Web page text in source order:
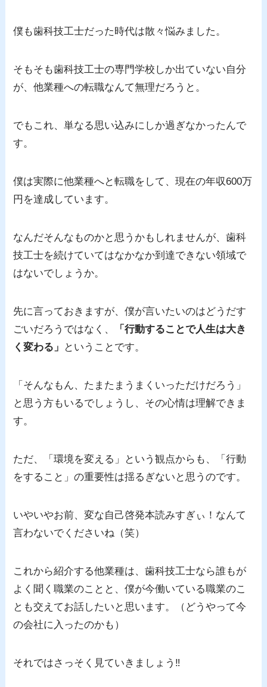
僕も歯科技工士だった時代は散々悩みました。
そもそも歯科技工士の専門学校しか出ていない自分
が、他業種への転職なんて無理だろうと。
でもこれ、単なる思い込みにしか過ぎなかったんで
す。
僕は実際に他業種へと転職をして、現在の年収600万
円を達成しています。
なんだそんなものかと思うかもしれませんが、歯科
技工士を続けていてはなかなか到達できない領域で
はないでしょうか。
先に言っておきますが、僕が言いたいのはどうだす
ごいだろうではなく、
「行動することで人生は大き
く変わる」
ということです。
「そんなもん、たまたまうまくいっただけだろう」
と思う方もいるでしょうし、その心情は理解できま
す。
ただ、「環境を変える」という観点からも、「行動
をすること」の重要性は揺るぎないと思うのです。
いやいやお前、変な自己啓発本読みすぎぃ！なんて
言わないでくださいね（笑）
これから紹介する他業種は、歯科技工士なら誰もが
よく聞く職業のことと、僕が今働いている職業のこ
とも交えてお話したいと思います。（どうやって今
の会社に入ったのかも）
それではさっそく見ていきましょう‼